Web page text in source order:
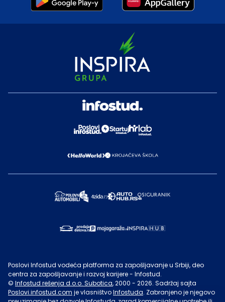
Poslovi Infostud vodeća platforma za zapošljavanje u Srbiji, deo
centra za zapošljavanje i razvoj karijere - Infostud.
© Infostud rešenja d.o.o. Subotica, 2000 - 2026. Sadržaj sajta
Poslovi.infostud.com je vlasništvoInfostuda. Zabranjeno je njegovo